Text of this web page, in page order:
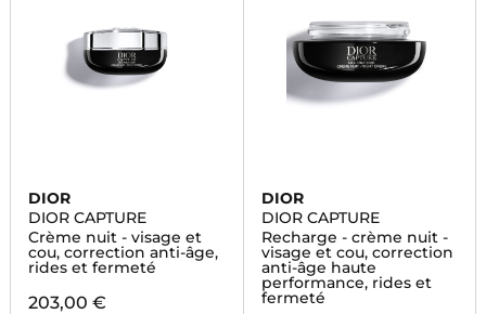
DIOR
DIOR CAPTURE
Crème nuit - visage et
cou, correction anti-âge,
rides et fermeté
203,00 €
DIOR
DIOR CAPTURE
Recharge - crème nuit -
visage et cou, correction
anti-âge haute
performance, rides et
fermeté